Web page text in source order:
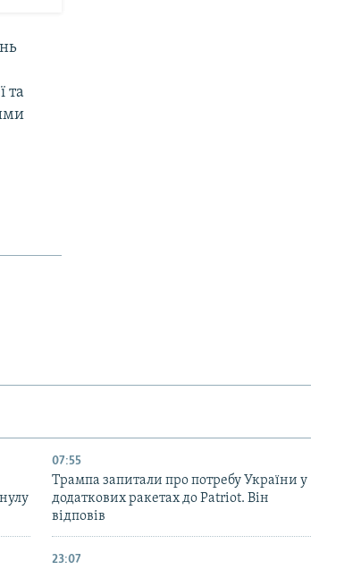
та
07:55
Трампа запитали про потребу України у
додаткових ракетах до Patriot. Він
відповів
23:07